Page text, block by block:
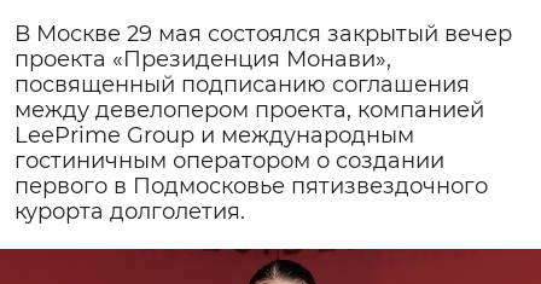
В Москве 29 мая состоялся закрытый вечер
проекта «Президенция Монави»,
посвященный подписанию соглашения
между девелопером проекта, компанией
LeePrime Group и международным
гостиничным оператором о создании
первого в Подмосковье пятизвездочного
курорта долголетия.